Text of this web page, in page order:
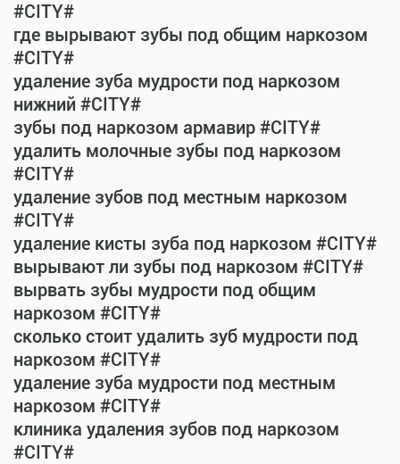
#CITY#
где вырывают зубы под общим наркозом
#CITY#
удаление зуба мудрости под наркозом
нижний #CITY#
зубы под наркозом армавир #CITY#
удалить молочные зубы под наркозом
#CITY#
удаление зубов под местным наркозом
#CITY#
удаление кисты зуба под наркозом #CITY#
вырывают ли зубы под наркозом #CITY#
вырвать зубы мудрости под общим
наркозом #CITY#
сколько стоит удалить зуб мудрости под
наркозом #CITY#
удаление зуба мудрости под местным
наркозом #CITY#
клиника удаления зубов под наркозом
#CITY#